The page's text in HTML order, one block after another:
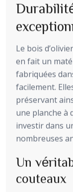
Le bois
en fait un
fabriquées
facilement.
préservant
une planche à
investir dans
nombreuses
Un
couteaux